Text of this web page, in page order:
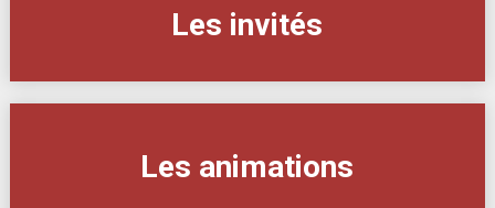
Les invités
Les animations